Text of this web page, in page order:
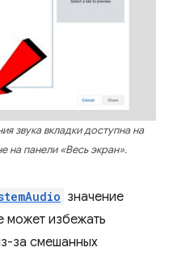
звука вкладки доступна на
на панели «Весь экран».
значение
может избежать
за смешанных